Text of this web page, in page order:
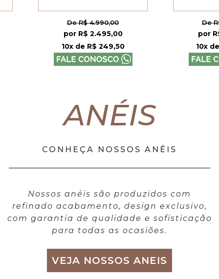
De R$ 4.990,00
por R$ 2.495,00
10x de R$ 249,50
De R$
por R$
10x de R$
ANÉIS
CONHEÇA NOSSOS ANÉIS
Nossos anéis são produzidos com
refinado acabamento, design exclusivo,
com garantia de qualidade e sofisticação
para todas as ocasiões.
VEJA NOSSOS ANEIS